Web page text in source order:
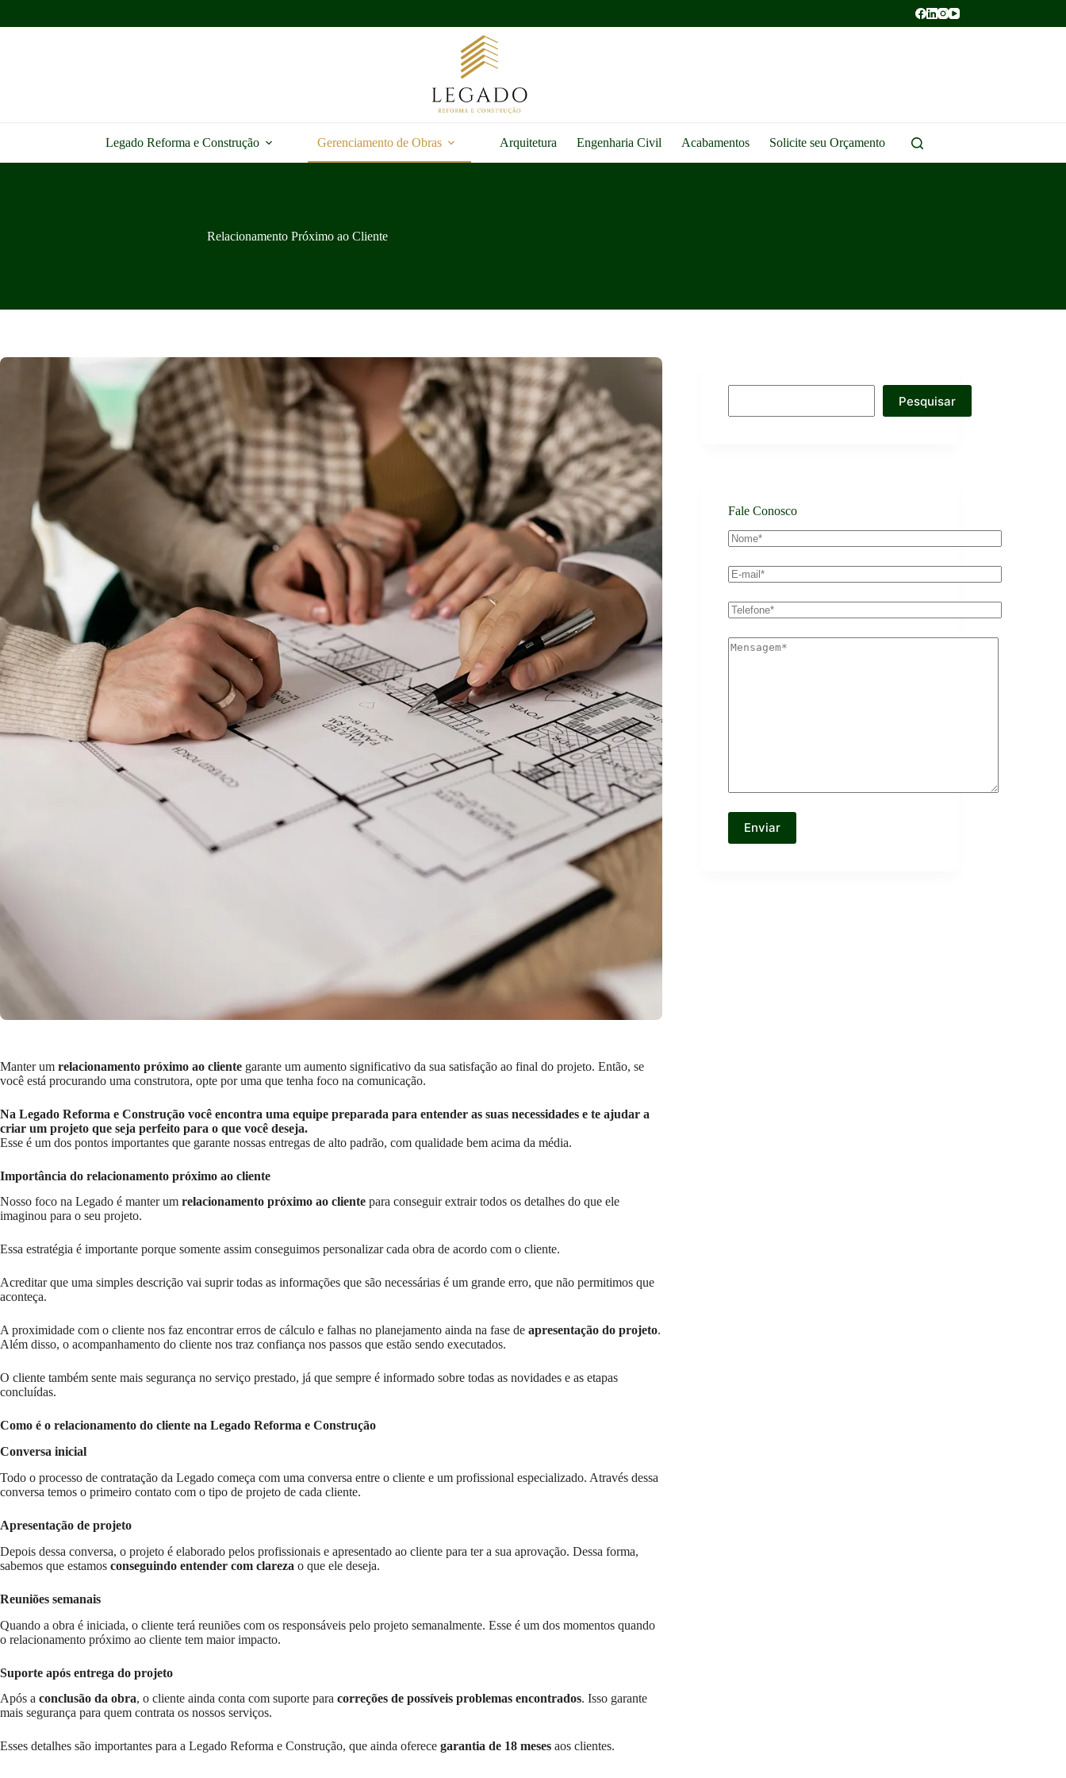
Legado Reforma e Construção Gerenciamento de Obras Arquitetura Engenharia Civil Acabamentos Solicite seu Orçamento
Relacionamento Próximo ao Cliente
Manter um relacionamento próximo ao cliente garante um aumento significativo da sua satisfação ao final do projeto. Então, se
você está procurando uma construtora, opte por uma que tenha foco na comunicação.
Na Legado Reforma e Construção você encontra uma equipe preparada para entender as suas necessidades e te ajudar a
criar um projeto que seja perfeito para o que você deseja.
Esse é um dos pontos importantes que garante nossas entregas de alto padrão, com qualidade bem acima da média.
Importância do relacionamento próximo ao cliente
Nosso foco na Legado é manter um relacionamento próximo ao cliente para conseguir extrair todos os detalhes do que ele
imaginou para o seu projeto.
Essa estratégia é importante porque somente assim conseguimos personalizar cada obra de acordo com o cliente.
Acreditar que uma simples descrição vai suprir todas as informações que são necessárias é um grande erro, que não permitimos que
aconteça.
A proximidade com o cliente nos faz encontrar erros de cálculo e falhas no planejamento ainda na fase de apresentação do projeto.
Além disso, o acompanhamento do cliente nos traz confiança nos passos que estão sendo executados.
O cliente também sente mais segurança no serviço prestado, já que sempre é informado sobre todas as novidades e as etapas
concluídas.
Como é o relacionamento do cliente na Legado Reforma e Construção
Conversa inicial
Todo o processo de contratação da Legado começa com uma conversa entre o cliente e um profissional especializado. Através dessa
conversa temos o primeiro contato com o tipo de projeto de cada cliente.
Apresentação de projeto
Depois dessa conversa, o projeto é elaborado pelos profissionais e apresentado ao cliente para ter a sua aprovação. Dessa forma,
sabemos que estamos conseguindo entender com clareza o que ele deseja.
Reuniões semanais
Quando a obra é iniciada, o cliente terá reuniões com os responsáveis pelo projeto semanalmente. Esse é um dos momentos quando
o relacionamento próximo ao cliente tem maior impacto.
Suporte após entrega do projeto
Após a conclusão da obra, o cliente ainda conta com suporte para correções de possíveis problemas encontrados. Isso garante
mais segurança para quem contrata os nossos serviços.
Esses detalhes são importantes para a Legado Reforma e Construção, que ainda oferece garantia de 18 meses aos clientes.
Pesquisar
Fale Conosco